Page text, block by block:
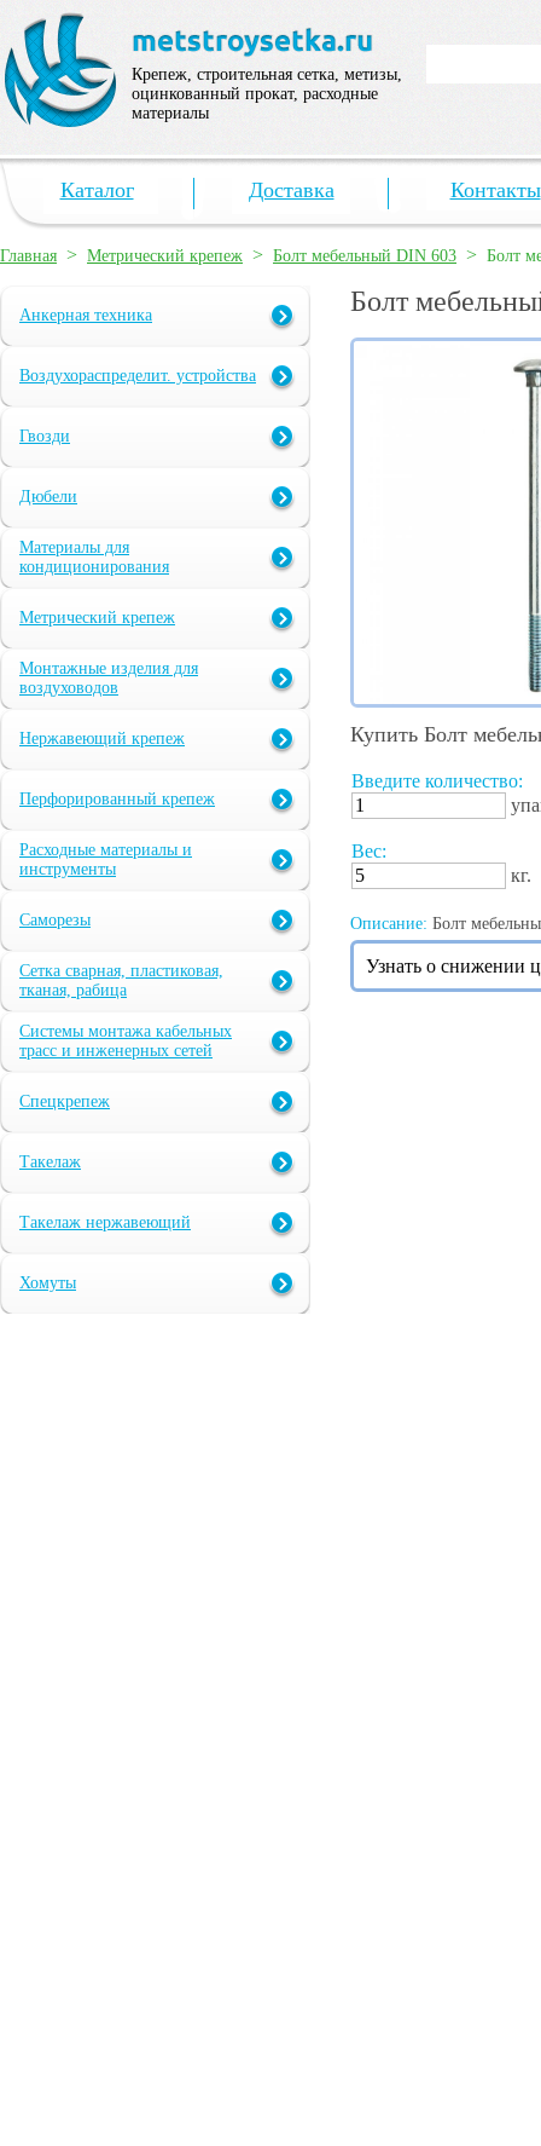
Крепеж, строительная сетка, метизы,
оцинкованный прокат, расходные
материалы
Каталог Доставка Контакты
Главная > Метрический крепеж > Болт мебельный DIN 603 > Болт
Анкерная техника
Воздухораспределит. устройства
Гвозди
Дюбели
Материалы для
кондиционирования
Метрический крепеж
Монтажные изделия для
воздуховодов
Нержавеющий крепеж
Перфорированный крепеж
Расходные материалы и
инструменты
Саморезы
Сетка сварная, пластиковая,
тканая, рабица
Системы монтажа кабельных
трасс и инженерных сетей
Спецкрепеж
Такелаж
Такелаж нержавеющий
Хомуты
Болт
Купить Болт
Введите количество:
Вес:
кг.
Описание: Болт
Узнать о снижении